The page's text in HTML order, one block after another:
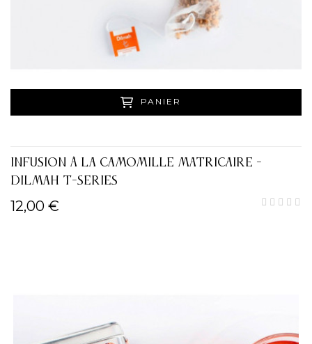
PANIER
INFUSION À LA CAMOMILLE MATRICAIRE -
DILMAH T-SERIES
12,00 €